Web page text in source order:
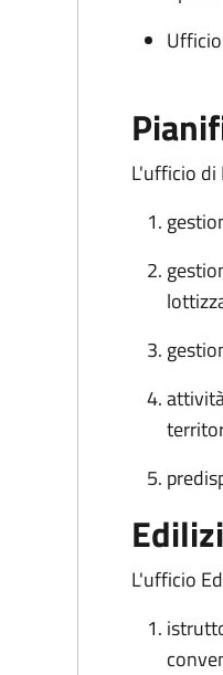
L'ufficio di
L'ufficio